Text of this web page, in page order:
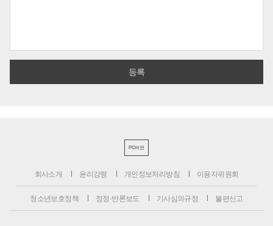
PC버전
회사소개 윤리강령 개인정보처리방침 이용자위원회
청소년보호정책 정정·반론보도 기사심의규정 불편신고